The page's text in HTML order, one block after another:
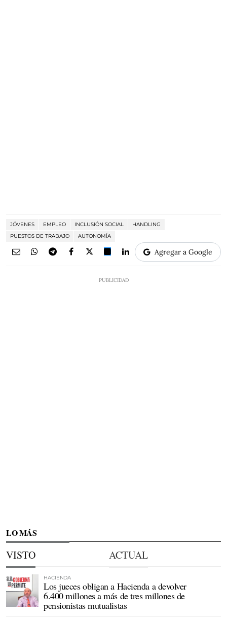
JÓVENES EMPLEO INCLUSIÓN SOCIAL
HANDLING
PUESTOS DE TRABAJO
AUTONOMÍA
Agregar a Google
LO MÁS
VISTO ACTUAL
HACIENDA
Los jueces obligan a Hacienda a devolver
6.400 millones a más de tres millones de
pensionistas mutualistas